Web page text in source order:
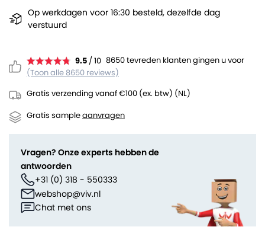
9.5 / 10 8650 tevreden klanten gingen u voor
(Toon alle 8650 reviews)
Gratis verzending vanaf €100 (ex. btw) (NL)
Gratis sampleaanvragen
Op werkdagen voor 16:30 besteld, dezelfde dag
verstuurd
Vragen? Onze experts hebben de
antwoorden
+31 (0) 318 - 550333
webshop@viv.nl
Chat met ons